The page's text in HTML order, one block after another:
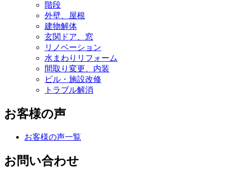
階段
外壁、屋根
建物解体
玄関ドア、窓
リノベーション
水まわりリフォーム
間取り変更、内装
ビル・施設改修
トラブル解消
お客様の声
お客様の声一覧
お問い合わせ